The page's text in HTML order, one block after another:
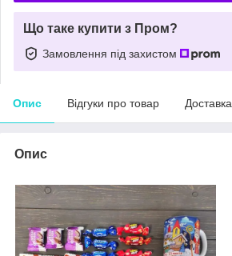
Що таке купити з Пром?
Замовлення під захистом
Опис Відгуки про товар Доставка
Опис